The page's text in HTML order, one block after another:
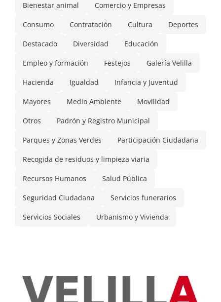
Bienestar animal Comercio y Empresas
Consumo Contratación Cultura Deportes
Destacado Diversidad Educación
Empleo y formación Festejos Galería Velilla
Hacienda Igualdad Infancia y Juventud
Mayores Medio Ambiente Movilidad
Otros Padrón y Registro Municipal
Parques y Zonas Verdes Participación Ciudadana
Recogida de residuos y limpieza viaria
Recursos Humanos Salud Pública
Seguridad Ciudadana Servicios funerarios
Servicios Sociales Urbanismo y Vivienda